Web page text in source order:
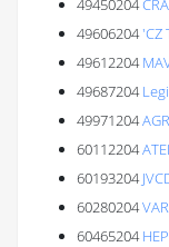
49450204
49606204'CZ
49612204
49687204
49971204
60112204
60193204
60280204
60465204